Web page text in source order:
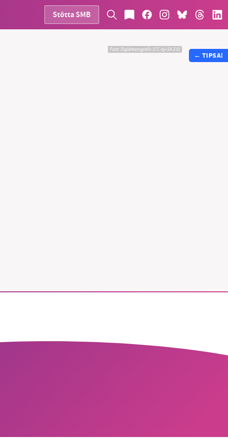
Stötta SMB
Foto:Digidreamgrafix (CC-by-SA 3.0)
← TIPSA!